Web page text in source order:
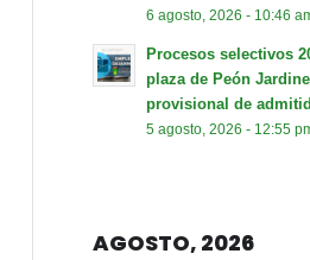
6 agosto, 2026 - 10:46
Procesos selectivos
plaza de Peón
provisional de
5 agosto, 2026 - 12:55
AGOSTO, 2026